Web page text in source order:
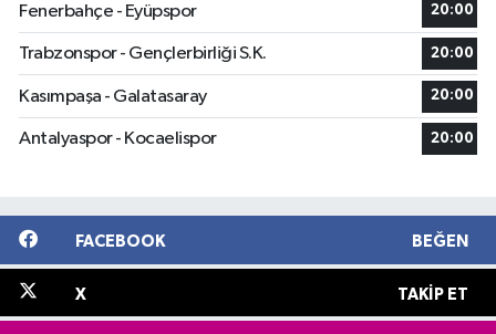
Fenerbahçe - Eyüpspor 20:00
Trabzonspor - Gençlerbirliği S.K. 20:00
Kasımpaşa - Galatasaray 20:00
Antalyaspor - Kocaelispor 20:00
FACEBOOK BEĞEN
X TAKIP ET